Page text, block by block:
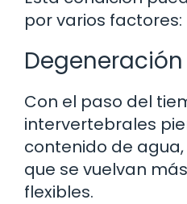
por varios factores:
Con el paso del
intervertebrales
contenido de
que se vuelvan
flexibles.